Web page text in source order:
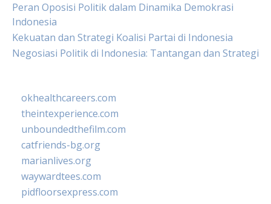
Peran Oposisi Politik dalam Dinamika Demokrasi
Indonesia
Kekuatan dan Strategi Koalisi Partai di Indonesia
Negosiasi Politik di Indonesia: Tantangan dan Strategi
okhealthcareers.com
theintexperience.com
unboundedthefilm.com
catfriends-bg.org
marianlives.org
waywardtees.com
pidfloorsexpress.com